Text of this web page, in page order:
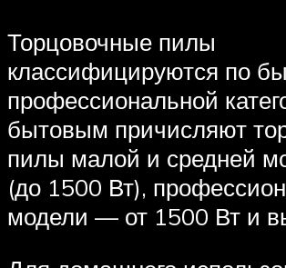
Торцовочные пилы
классифицируются по
профессиональной
бытовым причисляют
пилы малой и средней
(до 1500 Вт),
модели — от 1500 Вт и